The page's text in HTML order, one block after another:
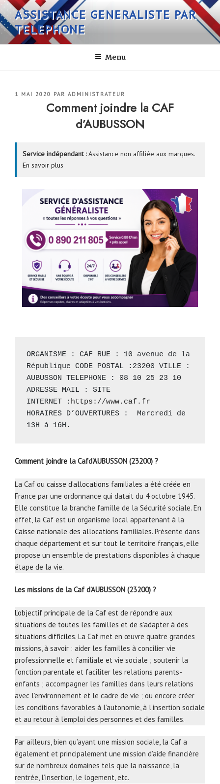
Aller
au
contenu
principal
ASSISTANCE GENERALISTE PAR
TELEPHONE
Menu
PUBLIÉ
1 MAI 2020 PAR ADMINISTRATEUR
Comment joindre la CAF
d’AUBUSSON
Service indépendant :Assistance non affiliée aux marques.
En savoir plus
ORGANISME : CAF RUE : 10 avenue de la
République CODE POSTAL :23200 VILLE :
AUBUSSON TELEPHONE : 08 10 25 23 10
ADRESSE MAIL : SITE
INTERNET : https://www.caf.fr
HORAIRES D’OUVERTURES :  Mercredi de
13H à 16H.
Comment joindre la Cafd’AUBUSSON (23200) ?
La Caf ou caisse d’allocations familiales a été créée en
France par une ordonnance qui datait du 4 octobre 1945.
Elle constitue la branche famille de la Sécurité sociale. En
effet, la Caf est un organisme local appartenant à la
Caisse nationale des allocations familiales. Présente dans
chaque département et sur tout le territoire français, elle
propose un ensemble de prestations disponibles à chaque
étape de la vie.
Les missions de la Caf d’AUBUSSON (23200) ?
L’objectif principale de la Caf est de répondre aux
situations de toutes les familles et de s’adapter à des
situations difficiles. La Caf met en œuvre quatre grandes
missions, à savoir : aider les familles à concilier vie
professionnelle et familiale et vie sociale ; soutenir la
fonction parentale et faciliter les relations parents-
enfants ; accompagner les familles dans leurs relations
avec l’environnement et le cadre de vie ; ou encore créer
les conditions favorables à l’autonomie, à l’insertion sociale
et au retour à l’emploi des personnes et des familles.
Par ailleurs, bien qu’ayant une mission sociale, la Caf a
également et principalement une mission d’aide financière
sur de nombreux domaines tels que la naissance, la
rentrée, l’insertion, le logement, etc.